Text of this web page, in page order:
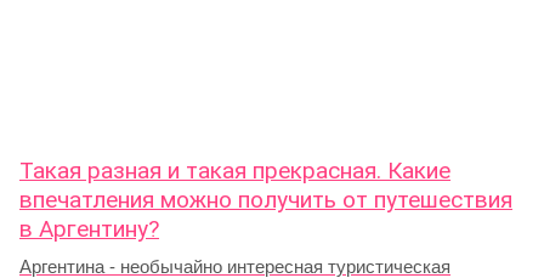
Такая разная и такая прекрасная. Какие
впечатления можно получить от путешествия
в Аргентину?
Аргентина - необычайно интересная туристическая